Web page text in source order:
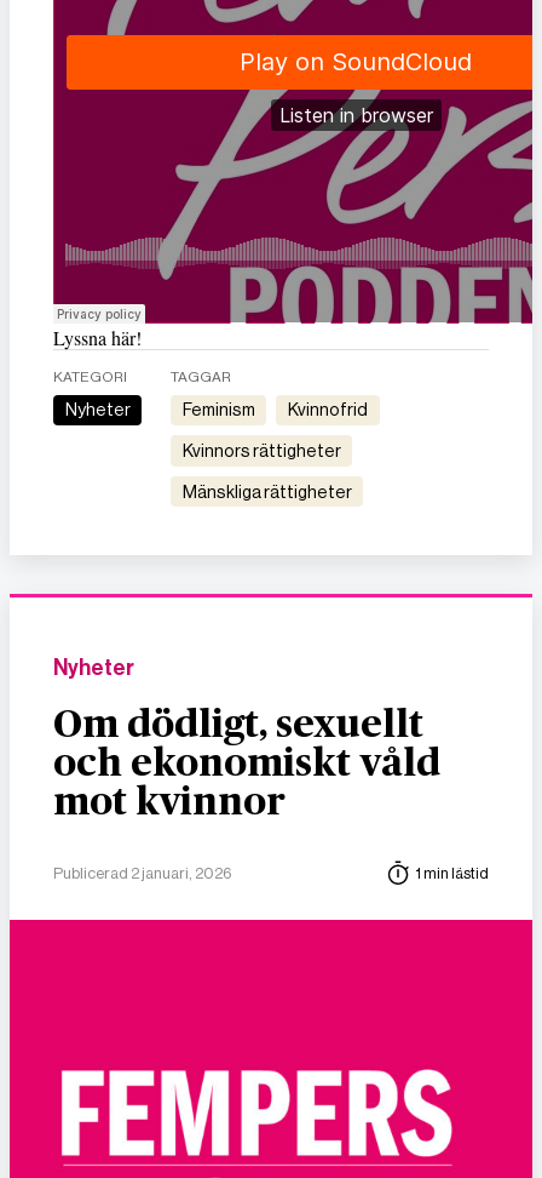
Lyssna här!
KATEGORI
Nyheter
TAGGAR
feminism kvinnofrid
kvinnors rättigheter
mänskliga rättigheter
Nyheter
Om dödligt, sexuellt
och ekonomiskt våld
mot kvinnor
Publicerad 2 januari, 2026 1 min lästid